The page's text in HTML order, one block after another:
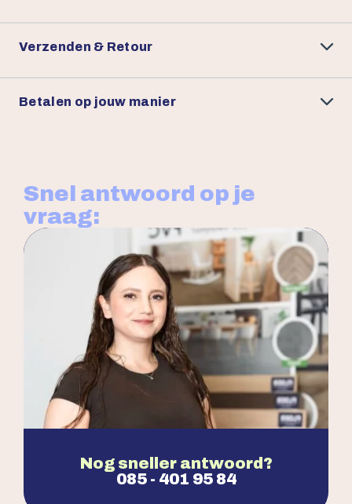
Verzenden & Retour
Betalen op jouw manier
Snel antwoord op je
vraag:
Nog sneller antwoord?
085 - 401 95 84